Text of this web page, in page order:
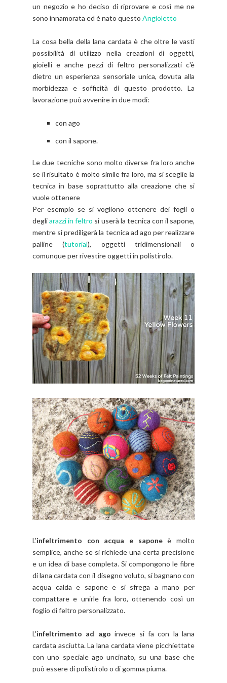
un negozio e ho deciso di riprovare e così me ne
sono innamorata ed è nato questo Angioletto
La cosa bella della lana cardata è che oltre le vasti
possibilità di utilizzo nella creazioni di oggetti,
gioielli e anche pezzi di feltro personalizzati c'è
dietro un esperienza sensoriale unica, dovuta alla
morbidezza e sofficità di questo prodotto. La
lavorazione può avvenire in due modi:
con ago
con il sapone.
Le due tecniche sono molto diverse fra loro anche
se il risultato è molto simile fra loro, ma si sceglie la
tecnica in base soprattutto alla creazione che si
vuole ottenere
Per esempio se si vogliono ottenere dei fogli o
degliarazzi in feltro si userà la tecnica con il sapone,
mentre si prediligerà la tecnica ad ago per realizzare
palline (tutorial), oggetti tridimensionali o
comunque per rivestire oggetti in polistirolo.
L'infeltrimento con acqua e saponeè molto
semplice, anche se si richiede una certa precisione
e un idea di base completa. Si compongono le fibre
di lana cardata conil disegno voluto, si bagnano con
acqua calda e sapone e si sfrega a mano per
compattare e unirle fra loro, ottenendo così un
foglio di feltro personalizzato.
L'infeltrimento ad ago invece si fa con la lana
cardata asciutta. La lana cardata viene picchiettate
con uno speciale ago uncinato, su una base che
può essere di polistirolo o di gomma piuma.